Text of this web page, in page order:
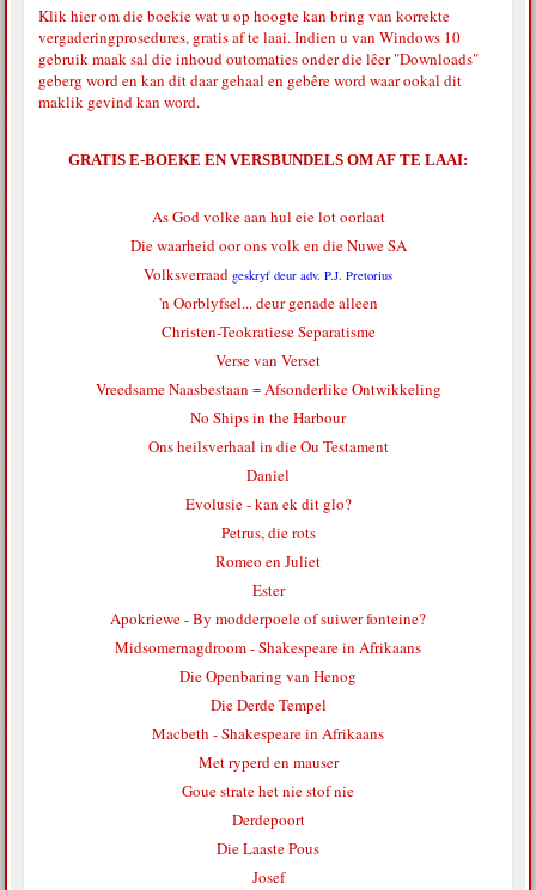
Klik hierom die boekie wat u op hoogte kan bring van korrekte
vergaderingprosedures, gratis af te laai. Indien u van Windows 10
gebruik maak sal die inhoud outomaties onder die lêer "Downloads"
geberg word en kan dit daar gehaal en gebêre word waar ookal dit
maklik gevind kan word.
GRATIS E-BOEKE EN VERSBUNDELS OM AF TE LAAI:
As God volke aan hul eie lot oorlaat
Die waarheid oor ons volk en die Nuwe SA
Volksverraad geskryf deur adv. P.J. Pretorius
'n Oorblyfsel... deur genade alleen
Christen-Teokratiese Separatisme
Verse van Verset
Vreedsame Naasbestaan = Afsonderlike Ontwikkeling
No Ships in the Harbour
Ons heilsverhaal in die Ou Testament
Daniel
Evolusie - kan ek dit glo?
Petrus, die rots
Romeo en Juliet
Ester
Apokriewe - By modderpoele of suiwer fonteine?
Midsomernagdroom - Shakespeare in Afrikaans
Die Openbaring van Henog
Die Derde Tempel
Macbeth - Shakespeare in Afrikaans
Met ryperd en mauser
Goue strate het nie stof nie
Derdepoort
Die Laaste Pous
Josef